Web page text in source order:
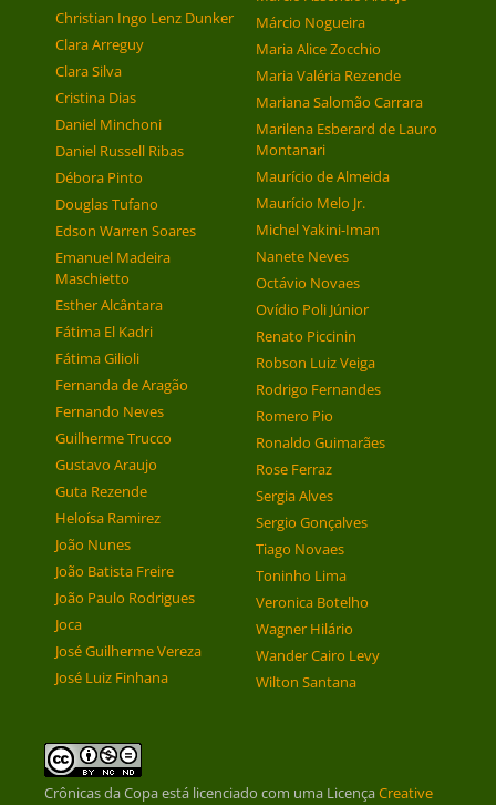
Christian Ingo Lenz Dunker
Clara Arreguy
Clara Silva
Cristina Dias
Daniel Minchoni
Daniel Russell Ribas
Débora Pinto
Douglas Tufano
Edson Warren Soares
Emanuel Madeira
Maschietto
Esther Alcântara
Fátima El Kadri
Fátima Gilioli
Fernanda de Aragão
Fernando Neves
Guilherme Trucco
Gustavo Araujo
Guta Rezende
Heloísa Ramirez
João Nunes
João Batista Freire
João Paulo Rodrigues
Joca
José Guilherme Vereza
José Luiz Finhana
Márcio Nogueira
Maria Alice Zocchio
Maria Valéria Rezende
Mariana Salomão Carrara
Marilena Esberard de Lauro
Montanari
Maurício de Almeida
Maurício Melo Jr.
Michel Yakini-Iman
Nanete Neves
Octávio Novaes
Ovídio Poli Júnior
Renato Piccinin
Robson Luiz Veiga
Rodrigo Fernandes
Romero Pio
Ronaldo Guimarães
Rose Ferraz
Sergia Alves
Sergio Gonçalves
Tiago Novaes
Toninho Lima
Veronica Botelho
Wagner Hilário
Wander Cairo Levy
Wilton Santana
Crônicas da Copaestá licenciado com uma LicençaCreative